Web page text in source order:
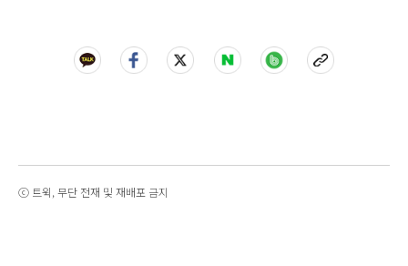
ⓒ 트윅, 무단 전재 및 재배포 금지